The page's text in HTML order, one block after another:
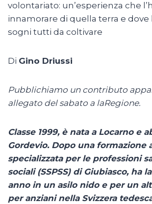
volontariato: un’esperienza che
innamorare di quella terra e dove
sogni tutti da coltivare
Di Gino Driussi
Pubblichiamo un contributo
allegato del sabato a laRegione.
Classe 1999, è nata a Locarno e
Gordevio. Dopo una formazione
specializzata per le professioni
sociali (SSPSS) di Giubiasco, ha
anno in un asilo nido e per un
per anziani nella Svizzera